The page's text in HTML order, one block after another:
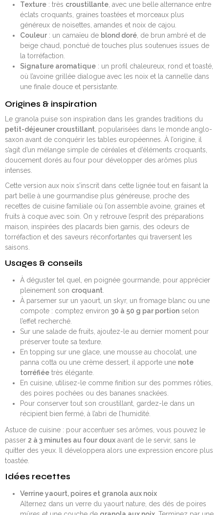
Texture: très croustillante, avec une belle alternance entre
éclats croquants, graines toastées et morceaux plus
généreux de noisettes, amandes et noix de cajou.
Couleur: un camaïeu de blond doré, de brun ambré et de
beige chaud, ponctué de touches plus soutenues issues de
la torréfaction.
Signature aromatique: un profil chaleureux, rond et toasté,
où l’avoine grillée dialogue avec les noix et la cannelle dans
une finale douce et persistante.
Origines & inspiration
Le granola puise son inspiration dans les grandes traditions du
petit-déjeuner croustillant , popularisées dans le monde anglo-
saxon avant de conquérir les tables européennes. À l’origine, il
s’agit d’un mélange simple de céréales et d’éléments croquants,
doucement dorés au four pour développer des arômes plus
intenses.
Cette version aux noix s’inscrit dans cette lignée tout en faisant la
part belle à une gourmandise plus généreuse, proche des
recettes de cuisine familiale où l’on assemble avoine, graines et
fruits à coque avec soin. On y retrouve l’esprit des préparations
maison, inspirées des placards bien garnis, des odeurs de
torréfaction et des saveurs réconfortantes qui traversent les
saisons.
Usages & conseils
À déguster tel quel, en poignée gourmande, pour apprécier
pleinement son croquant.
À parsemer sur un yaourt, un skyr, un fromage blanc ou une
compote : comptez environ 30 à 50 g par portionselon
l’effet recherché.
Sur une salade de fruits, ajoutez-le au dernier moment pour
préserver toute sa texture.
En topping sur une glace, une mousse au chocolat, une
panna cotta ou une crème dessert, il apporte une note
torréfiéetrès élégante.
En cuisine, utilisez-le comme finition sur des pommes rôties,
des poires pochées ou des bananes snackées.
Pour conserver tout son croustillant, gardez-le dans un
récipient bien fermé, à l’abri de l’humidité.
Astuce de cuisine : pour accentuer ses arômes, vous pouvez le
passer 2 à 3 minutes au four doux avant de le servir, sans le
quitter des yeux. Il développera alors une expression encore plus
toastée.
Idées recettes
Verrine yaourt, poires et granola aux noix
Alternez dans un verre du yaourt nature, des dés de poires